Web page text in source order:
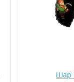
Шар